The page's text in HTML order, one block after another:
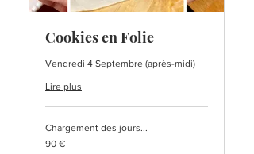
Cookies en Folie
Vendredi 4 Septembre (après-midi)
Lire plus
Chargement des jours...
90
euros
90 €